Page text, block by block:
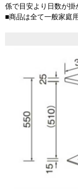
係で目安より日数が掛
■商品は全て一般家庭